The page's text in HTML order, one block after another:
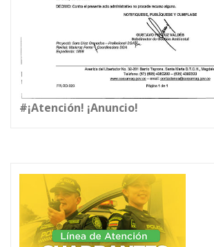
#¡Atención! ¡Anuncio!